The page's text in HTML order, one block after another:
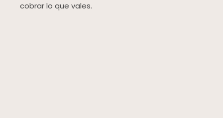
cobrar lo que vales.